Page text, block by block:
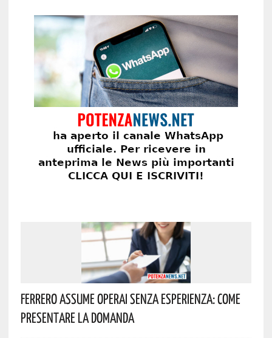
Ferrero Assume Operai Senza Esperienza: Come
Presentare La Domanda